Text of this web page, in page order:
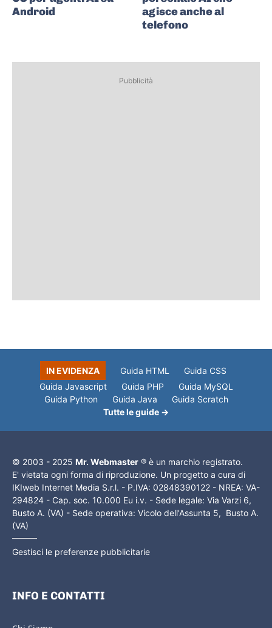
Android
agisce anche al
telefono
Pubblicità
IN EVIDENZA Guida HTML
Guida CSS
Guida Javascript
Guida PHP
Guida MySQL
Guida Python
Guida Java
Guida Scratch
Tutte le guide →
© 2003 - 2025 Mr. Webmaster ® è un marchio registrato.
E' vietata ogni forma di riproduzione. Un progetto a cura di
IKIweb Internet Media S.r.l. - P.IVA: 02848390122 - NREA: VA-
294824 - Cap. soc. 10.000 Eu i.v. - Sede legale: Via Varzi 6,
Busto A. (VA) - Sede operativa: Vicolo dell'Assunta 5, Busto A.
(VA)
Gestisci le preferenze pubblicitarie
INFO E CONTATTI